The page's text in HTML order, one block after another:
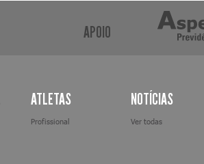
APOIO
ATLETAS
Profissional
NOTÍCIAS
Ver todas